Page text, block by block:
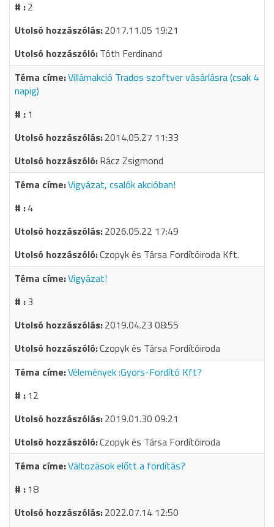
2
2017.11.05 19:21
Tóth Ferdinand
Villámakció Trados szoftver vásárlásra (csak 4
napig)
1
2014.05.27 11:33
Rácz Zsigmond
Vigyázat, csalók akcióban!
4
2026.05.22 17:49
Czopyk és Társa Fordítóiroda Kft.
Vigyázat!
3
2019.04.23 08:55
Czopyk és Társa Fordítóiroda
Vélemények :Gyors-Fordító Kft?
12
2019.01.30 09:21
Czopyk és Társa Fordítóiroda
Változások előtt a fordítás?
18
2022.07.14 12:50